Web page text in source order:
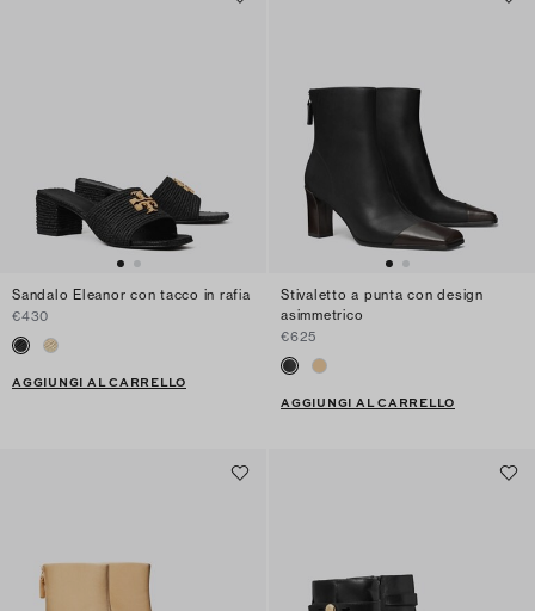
Sandalo Eleanor con tacco in rafia
€430
AGGIUNGI AL CARRELLO
Stivaletto a punta con design
asimmetrico
€625
AGGIUNGI AL CARRELLO